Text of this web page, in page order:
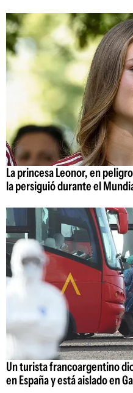
La princesa Leonor, en
la persiguió durante el
Un turista francoargentino
en España y está aislado en